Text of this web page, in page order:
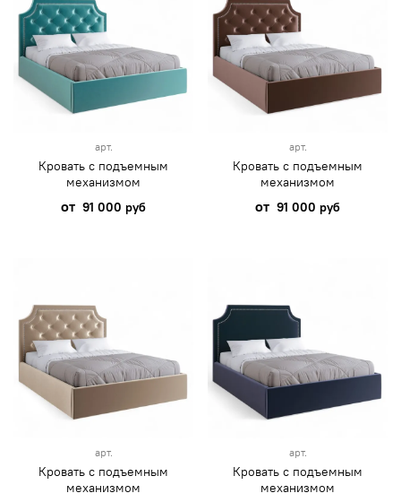
арт.
Кровать с подъемным
механизмом
от 91 000 руб
арт.
Кровать с подъемным
механизмом
от 91 000 руб
арт.
Кровать с подъемным
механизмом
арт.
Кровать с подъемным
механизмом